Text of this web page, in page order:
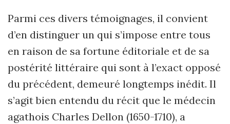
Parmi ces divers témoignages, il convient
d’en distinguer un qui s’impose entre tous
en raison de sa fortune éditoriale et de sa
postérité littéraire qui sont à l’exact opposé
du précédent, demeuré longtemps inédit. Il
s’agit bien entendu du récit que le médecin
agathois Charles Dellon (1650-1710), a